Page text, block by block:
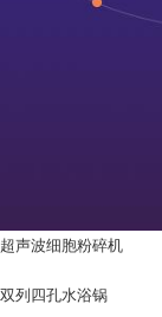
超声波细胞粉碎机
双列四孔水浴锅